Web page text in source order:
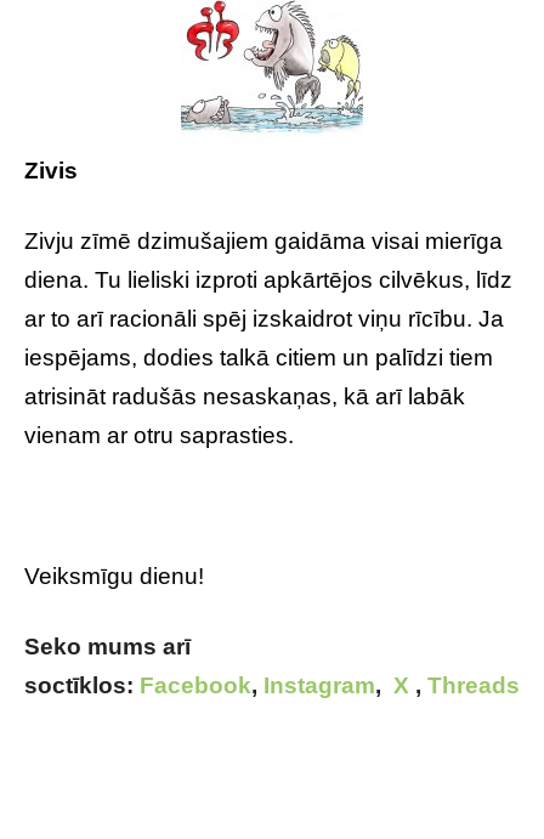
Zivis
Zivju zīmē dzimušajiem gaidāma visai mierīga
diena. Tu lieliski izproti apkārtējos cilvēkus, līdz
ar to arī racionāli spēj izskaidrot viņu rīcību. Ja
iespējams, dodies talkā citiem un palīdzi tiem
atrisināt radušās nesaskaņas, kā arī labāk
vienam ar otru saprasties.
Veiksmīgu dienu!
Seko mums arī
soctīklos: Facebook, Instagram, X , Threads